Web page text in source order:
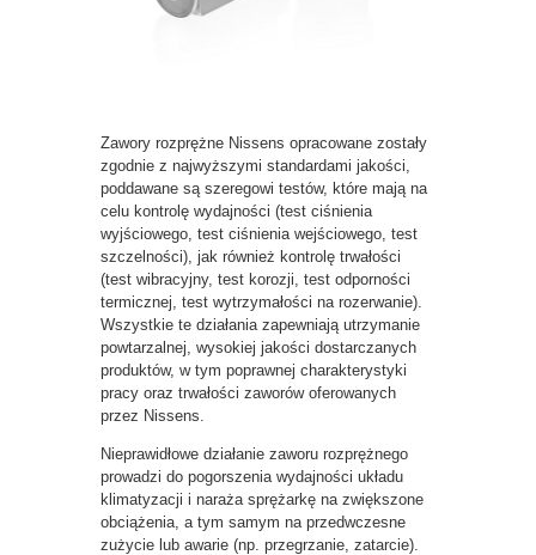
Zawory rozprężne Nissens opracowane zostały
zgodnie z najwyższymi standardami jakości,
poddawane są szeregowi testów, które mają na
celu kontrolę wydajności (test ciśnienia
wyjściowego, test ciśnienia wejściowego, test
szczelności), jak również kontrolę trwałości
(test wibracyjny, test korozji, test odporności
termicznej, test wytrzymałości na rozerwanie).
Wszystkie te działania zapewniają utrzymanie
powtarzalnej, wysokiej jakości dostarczanych
produktów, w tym poprawnej charakterystyki
pracy oraz trwałości zaworów oferowanych
przez Nissens.
Nieprawidłowe działanie zaworu rozprężnego
prowadzi do pogorszenia wydajności układu
klimatyzacji i naraża sprężarkę na zwiększone
obciążenia, a tym samym na przedwczesne
zużycie lub awarie (np. przegrzanie, zatarcie).